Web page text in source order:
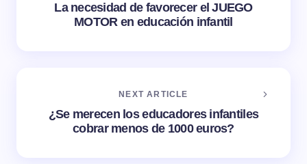
La necesidad de favorecer el JUEGO
MOTOR en educación infantil
NEXT ARTICLE
¿Se merecen los educadores infantiles
cobrar menos de 1000 euros?